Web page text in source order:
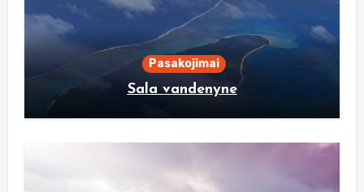
Pasakojimai
Sala vandenyne